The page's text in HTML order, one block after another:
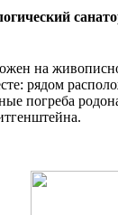
на
рядом
погреба